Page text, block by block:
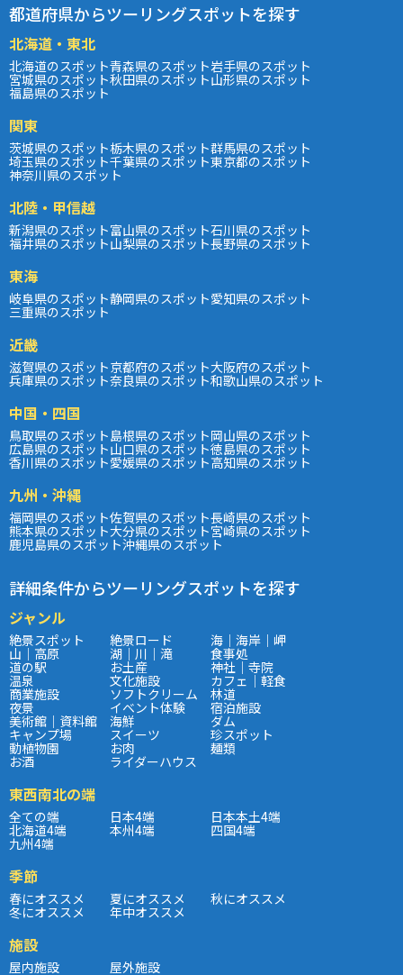
都道府県からツーリングスポットを探す
北海道・東北
北海道のスポット青森県のスポット岩手県のスポット
宮城県のスポット秋田県のスポット山形県のスポット
福島県のスポット
関東
茨城県のスポット栃木県のスポット群馬県のスポット
埼玉県のスポット千葉県のスポット東京都のスポット
神奈川県のスポット
北陸・甲信越
新潟県のスポット富山県のスポット石川県のスポット
福井県のスポット山梨県のスポット長野県のスポット
東海
岐阜県のスポット静岡県のスポット愛知県のスポット
三重県のスポット
近畿
滋賀県のスポット京都府のスポット大阪府のスポット
兵庫県のスポット奈良県のスポット和歌山県のスポット
中国・四国
鳥取県のスポット島根県のスポット岡山県のスポット
広島県のスポット山口県のスポット徳島県のスポット
香川県のスポット愛媛県のスポット高知県のスポット
九州・沖縄
福岡県のスポット佐賀県のスポット長崎県のスポット
熊本県のスポット大分県のスポット宮崎県のスポット
鹿児島県のスポット沖縄県のスポット
詳細条件からツーリングスポットを探す
ジャンル
絶景スポット 絶景ロード 海｜海岸｜岬
山｜高原 湖｜川｜滝 食事処
道の駅 お土産 神社｜寺院
温泉 文化施設 カフェ｜軽食
商業施設 ソフトクリーム 林道
夜景 イベント体験 宿泊施設
美術館｜資料館 海鮮 ダム
キャンプ場 スイーツ 珍スポット
動植物園 お肉 麺類
お酒 ライダーハウス
東西南北の端
全ての端 日本4端 日本本土4端
北海道4端 本州4端 四国4端
九州4端
季節
春にオススメ 夏にオススメ 秋にオススメ
冬にオススメ 年中オススメ
施設
屋内施設 屋外施設